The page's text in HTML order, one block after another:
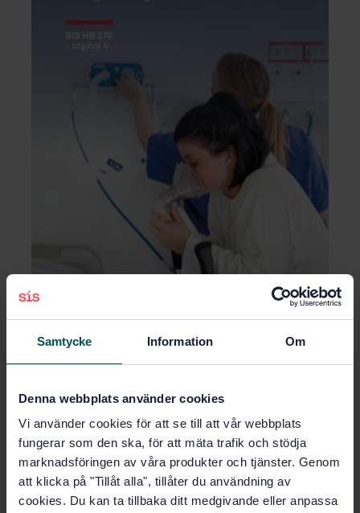
Samtycke Information Om
Denna webbplats använder cookies
Vi använder cookies för att se till att vår webbplats
fungerar som den ska, för att mäta trafik och stödja
marknadsföringen av våra produkter och tjänster. Genom
att klicka på "Tillåt alla", tillåter du användning av
cookies. Du kan ta tillbaka ditt medgivande eller anpassa
tidigare publicerats 2002, 2008 och 2014.
konstruera, bygga och sköta en egentillverkad medicinsk
centralgasanläggning inom hälso- och sjukvården.
Handboken kan användas av samtliga inblandade
aktörer.
Den fjärde utgåvan av handboken består nu av två delar: